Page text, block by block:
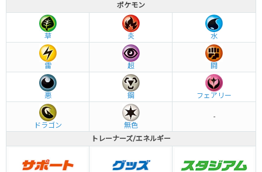
ポケモン
草 炎 水
雷 超 闘
悪 鋼 フェアリー
ドラゴン 無色
-
トレーナーズ/エネルギー